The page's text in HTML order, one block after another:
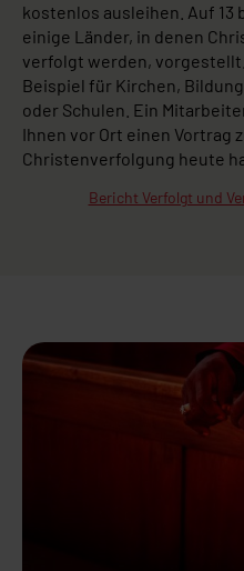
kostenlos ausleihen. Auf
einige Länder, in denen
verfolgt werden,
Beispiel für Kirchen,
oder Schulen. Ein
Ihnen vor Ort einen Vortrag
Christenverfolgung heute
Bericht Verfolgt und